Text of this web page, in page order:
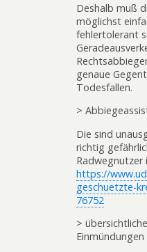
Deshalb muß
möglichst
fehlertolerant
genaue
Todesfallen.
>
Die sind
richtig
Radwegnutzer
https://
geschuetzte-
76752
>
Einmündungen